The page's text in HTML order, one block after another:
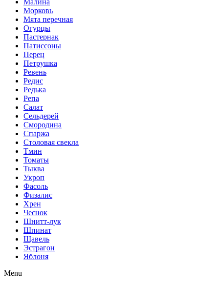
Малина
Морковь
Мята перечная
Огурцы
Пастернак
Патиссоны
Перец
Петрушка
Ревень
Редис
Редька
Репа
Салат
Сельдерей
Смородина
Спаржа
Столовая свекла
Тмин
Томаты
Тыква
Укроп
Фасоль
Физалис
Хрен
Чеснок
Шнитт-лук
Шпинат
Щавель
Эстрагон
Яблоня
Menu